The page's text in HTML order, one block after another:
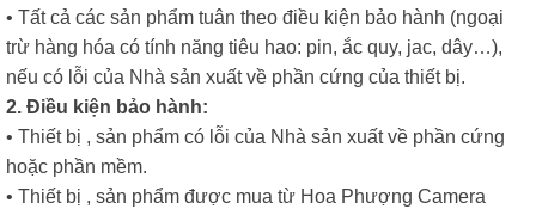
• Tất cả các sản phẩm tuân theo điều kiện bảo hành (ngoại
trừ hàng hóa có tính năng tiêu hao: pin, ắc quy, jac, dây…),
nếu có lỗi của Nhà sản xuất về phần cứng của thiết bị.
2. Điều kiện bảo hành:
• Thiết bị , sản phẩm có lỗi của Nhà sản xuất về phần cứng
hoặc phần mềm.
• Thiết bị , sản phẩm được mua từ Hoa Phượng Camera